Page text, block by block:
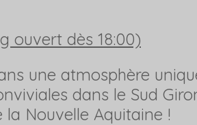
ouvert dès 18:00)
une atmosphère
dans le Sud
Nouvelle Aquitaine !